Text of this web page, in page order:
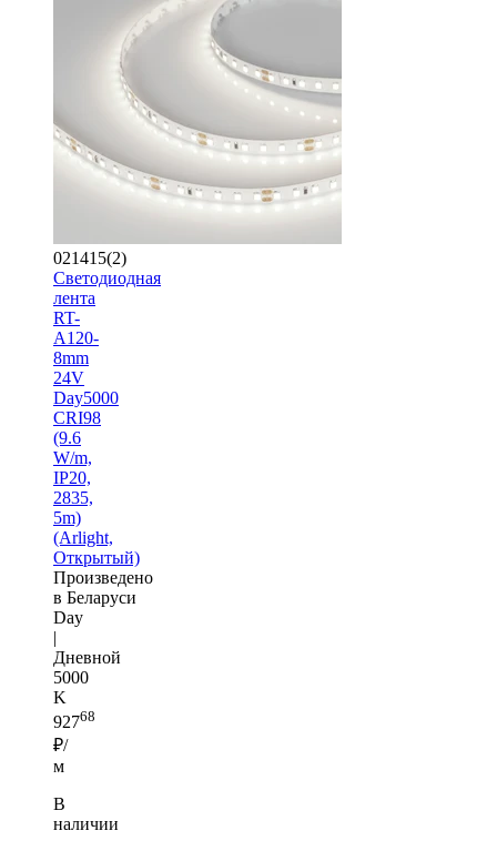
021415(2)
Светодиодная
лента
RT-
A120-
8mm
24V
Day5000
CRI98
(9.6
W/m,
IP20,
2835,
5m)
(Arlight,
Открытый)
Произведено
в Беларуси
Day
|
Дневной
5000
K
92768
₽/
м
В
наличии